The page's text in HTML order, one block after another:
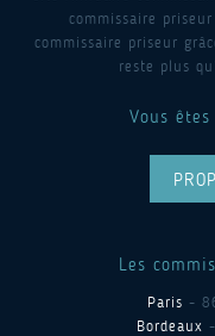
commissaire
commissaire priseur
reste plus
Vous
Les
Paris -
Bordeaux